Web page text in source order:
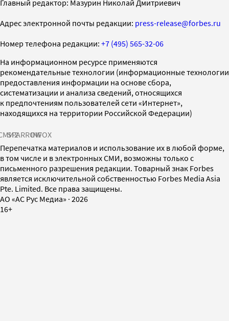
Главный редактор: Мазурин Николай Дмитриевич
Адрес электронной почты редакции: press-release@forbes.ru
Номер телефона редакции: +7 (495) 565-32-06
На информационном ресурсе применяются
рекомендательные технологии (информационные технологии
предоставления информации на основе сбора,
систематизации и анализа сведений, относящихся
к предпочтениям пользователей сети «Интернет»,
находящихся на территории Российской Федерации)
SPARROWINFOX
Перепечатка материалов и использование их в любой форме,
в том числе и в электронных СМИ, возможны только с
письменного разрешения редакции. Товарный знак Forbes
является исключительной собственностью Forbes Media Asia
Pte. Limited. Все права защищены.
AO «АС Рус Медиа» · 2026
16+